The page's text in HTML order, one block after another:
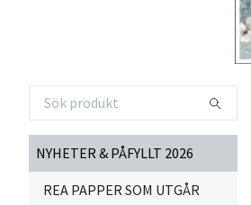
NYHETER & PÅFYLLT 2026
REA PAPPER SOM UTGÅR